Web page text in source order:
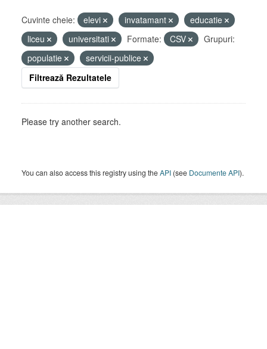
Cuvinte cheie: elevi invatamant
educatie
liceu
universitati Formate: CSV
Grupuri:
populatie
servicii-publice
Filtrează Rezultatele
Please try another search.
You can also access this registry using theAPI (see Documente API).